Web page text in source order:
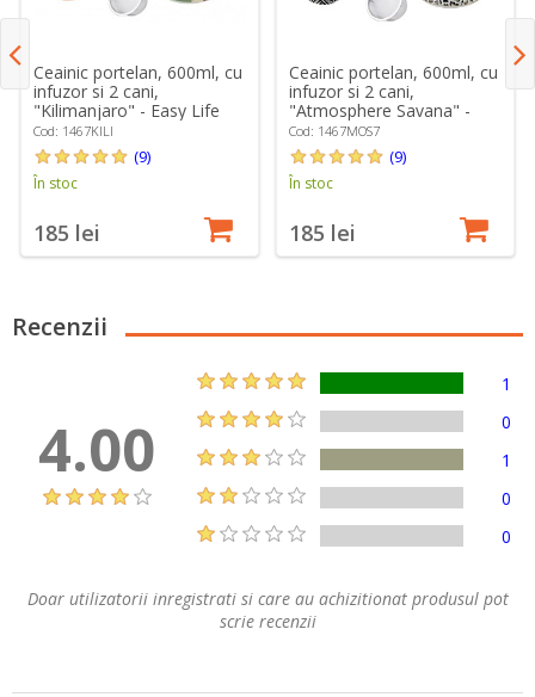
Ceainic portelan, 600ml, cu
infuzor si 2 cani,
"Kilimanjaro" - Easy Life
Cod: 1467KILI
(9)
În stoc
185 lei
Ceainic portelan, 600ml, cu
infuzor si 2 cani,
"Atmosphere Savana" -
Easy Life
Cod: 1467MOS7
(9)
În stoc
185 lei
Recenzii
4.00
1
0
1
0
0
Doar utilizatorii inregistrati si care au achizitionat produsul pot
scrie recenzii